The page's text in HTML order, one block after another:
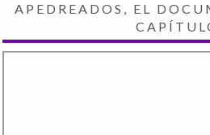
APEDREADOS, EL